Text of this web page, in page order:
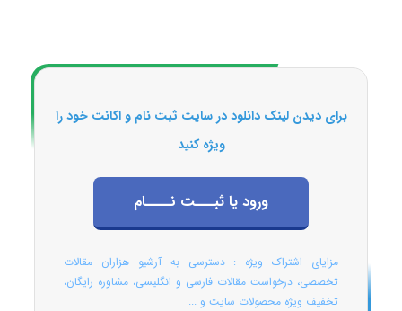
برای دیدن لینک دانلود در سایت ثبت نام و اکانت خود را
ویژه کنید
ورود یا ثبـــت نــــام
مزایای اشتراک ویژه : دسترسی به آرشیو هزاران مقالات
تخصصی، درخواست مقالات فارسی و انگلیسی، مشاوره رایگان،
تخفیف ویژه محصولات سایت و ...